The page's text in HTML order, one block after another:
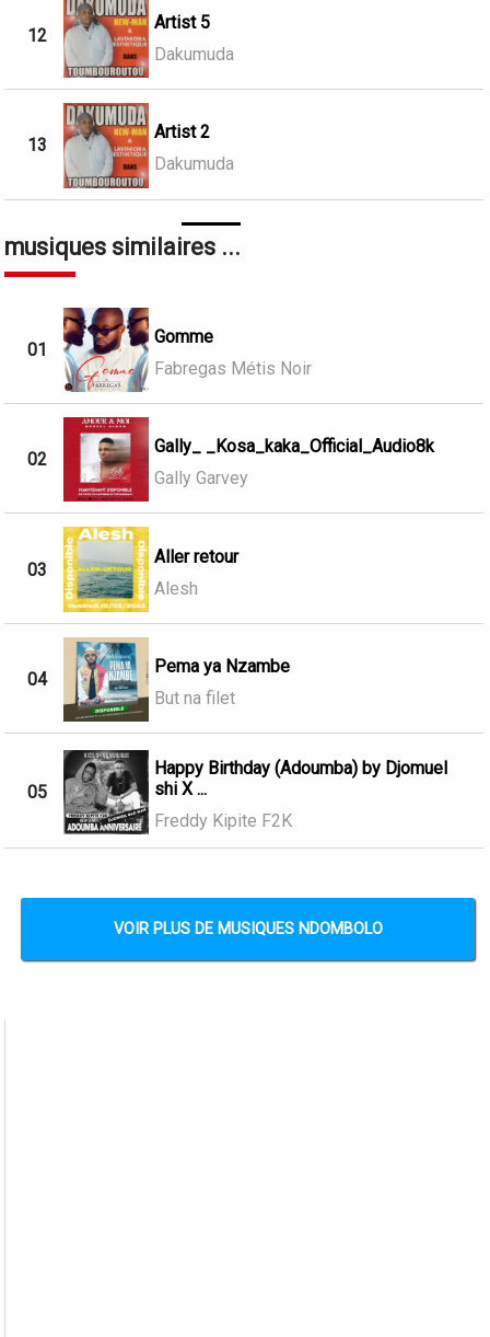
12
Artist 5
Dakumuda
13
Artist 2
Dakumuda
musiques similaires ...
01
Gomme
Fabregas Métis Noir
02
Gally_ _Kosa_kaka_Official_Audio8k
Gally Garvey
03
Aller retour
Alesh
04
Pema ya Nzambe
But na filet
05
Happy Birthday (Adoumba) by Djomuel
shi X ...
Freddy Kipite F2K
VOIR PLUS DE MUSIQUES NDOMBOLO